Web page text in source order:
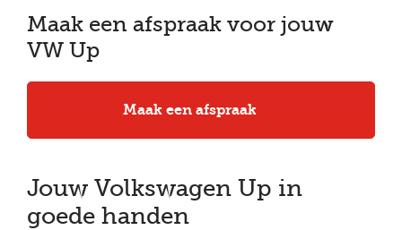
Maak een afspraak voor jouw
VW Up
Maak een afspraak
Jouw Volkswagen Up in
goede handen